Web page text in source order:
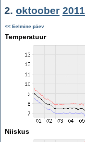
2. oktoober 2011
<< Eelmine päev
Temperatuur
Niiskus